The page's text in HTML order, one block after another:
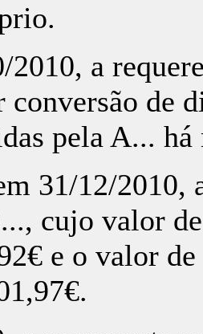
2010, a
de
pela A... há
31/12/2010,
cujo valor
e o valor